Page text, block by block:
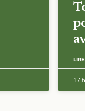
17